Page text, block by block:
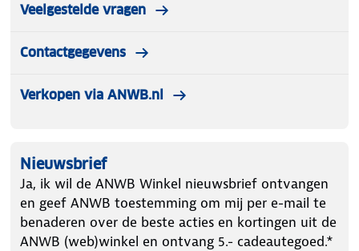
Veelgestelde vragen
Contactgegevens
Verkopen via ANWB.nl
Nieuwsbrief
Ja, ik wil de ANWB Winkel nieuwsbrief ontvangen
en geef ANWB toestemming om mij per e-mail te
benaderen over de beste acties en kortingen uit de
ANWB (web)winkel en ontvang 5.- cadeautegoed.*